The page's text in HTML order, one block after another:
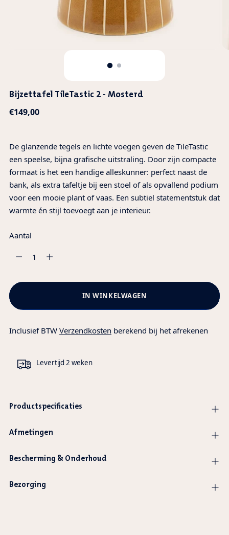
Bijzettafel TileTastic 2 - Mosterd
Normale
€149,00
De glanzende tegels en lichte voegen geven de TileTastic
een speelse, bijna grafische uitstraling. Door zijn compacte
formaat is het een handige alleskunner: perfect naast de
bank, als extra tafeltje bij een stoel of als opvallend podium
voor een mooie plant of vaas. Een subtiel statementstuk dat
warmte én stijl toevoegt aan je interieur.
Aantal
IN WINKELWAGEN
Inclusief BTW Verzendkosten berekend bij het afrekenen
Levertijd 2 weken
Productspecificaties
Afmetingen
Bescherming & Onderhoud
Bezorging